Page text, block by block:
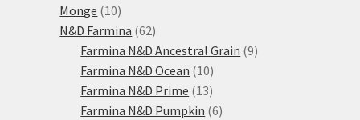
Monge 1010
produktů
N&D Farmina 6262
produktů
Farmina N&D Ancestral Grain 99
Farmina N&D Ocean 1010
produktů
Farmina N&D Prime 1313
produktů
Farmina N&D Pumpkin 66